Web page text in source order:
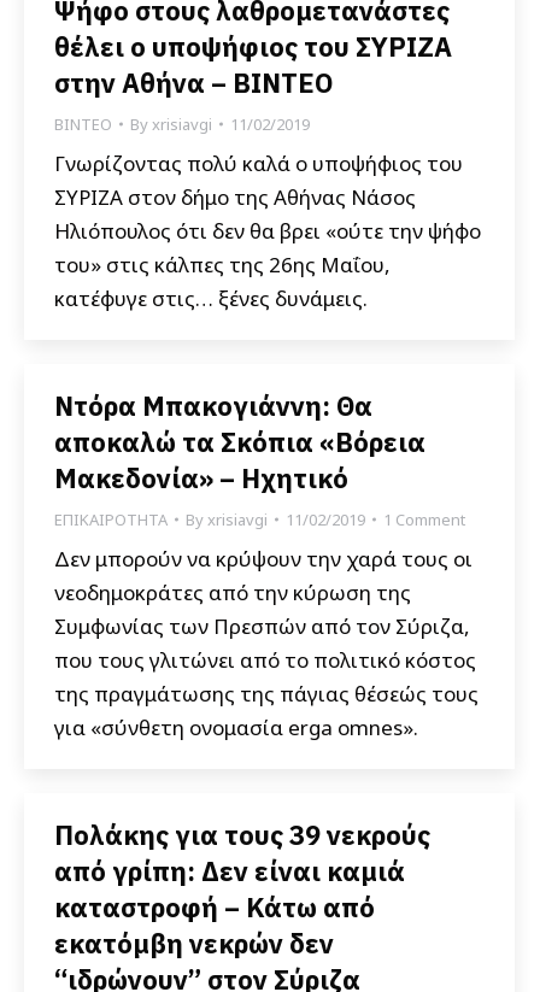
Ψήφο στους λαθρομετανάστες
θέλει ο υποψήφιος του ΣΥΡΙΖΑ
στην Αθήνα – ΒΙΝΤΕΟ
ΒΙΝΤΕΟ Byxrisiavgi 11/02/2019
Γνωρίζοντας πολύ καλά ο υποψήφιος του
ΣΥΡΙΖΑ στον δήμο της Αθήνας Νάσος
Ηλιόπουλος ότι δεν θα βρει «ούτε την ψήφο
του» στις κάλπες της 26ης Μαΐου,
κατέφυγε στις… ξένες δυνάμεις.
Ντόρα Μπακογιάννη: Θα
αποκαλώ τα Σκόπια «Βόρεια
Μακεδονία» – Ηχητικό
ΕΠΙΚΑΙΡΟΤΗΤΑ Byxrisiavgi 11/02/2019 1 Comment
Δεν μπορούν να κρύψουν την χαρά τους οι
νεοδημοκράτες από την κύρωση της
Συμφωνίας των Πρεσπών από τον Σύριζα,
που τους γλιτώνει από το πολιτικό κόστος
της πραγμάτωσης της πάγιας θέσεώς τους
για «σύνθετη ονομασία erga omnes».
Πολάκης για τους 39 νεκρούς
από γρίπη: Δεν είναι καμιά
καταστροφή – Κάτω από
εκατόμβη νεκρών δεν
“ιδρώνουν” στον Σύριζα